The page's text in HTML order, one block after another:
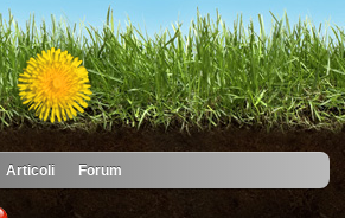
Articoli Forum